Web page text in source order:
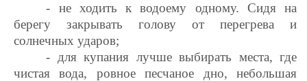
- не ходить к водоему одному. Сидя на
берегу закрывать голову от перегрева и
солнечных ударов;
- для купания лучше выбирать места, где
чистая вода, ровное песчаное дно, небольшая